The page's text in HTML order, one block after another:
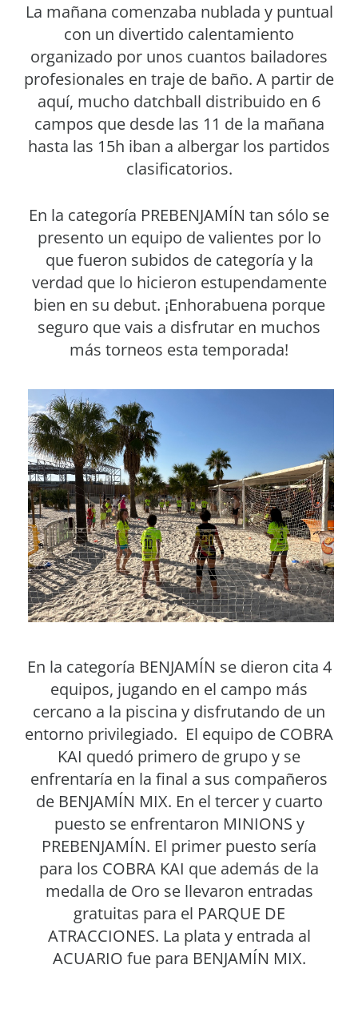
La mañana comenzaba nublada y puntual
con un divertido calentamiento
organizado por unos cuantos bailadores
profesionales en traje de baño. A partir de
aquí, mucho datchball distribuido en 6
campos que desde las 11 de la mañana
hasta las 15h iban a albergar los partidos
clasificatorios.
En la categoría PREBENJAMÍN tan sólo se
presento un equipo de valientes por lo
que fueron subidos de categoría y la
verdad que lo hicieron estupendamente
bien en su debut. ¡Enhorabuena porque
seguro que vais a disfrutar en muchos
más torneos esta temporada!
En la categoría BENJAMÍN se dieron cita 4
equipos, jugando en el campo más
cercano a la piscina y disfrutando de un
entorno privilegiado. El equipo de COBRA
KAI quedó primero de grupo y se
enfrentaría en la final a sus compañeros
de BENJAMÍN MIX. En el tercer y cuarto
puesto se enfrentaron MINIONS y
PREBENJAMÍN. El primer puesto sería
para los COBRA KAI que además de la
medalla de Oro se llevaron entradas
gratuitas para el PARQUE DE
ATRACCIONES. La plata y entrada al
ACUARIO fue para BENJAMÍN MIX.